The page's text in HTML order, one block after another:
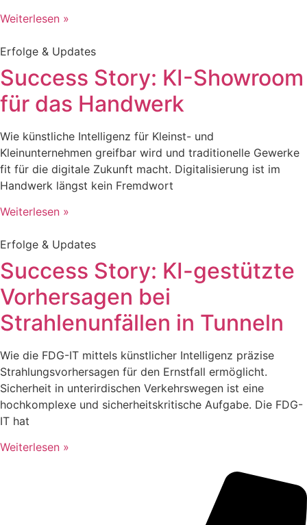
Weiterlesen »
Erfolge & Updates
Success Story: KI-Showroom
für das Handwerk
Wie künstliche Intelligenz für Kleinst- und
Kleinunternehmen greifbar wird und traditionelle Gewerke
fit für die digitale Zukunft macht. Digitalisierung ist im
Handwerk längst kein Fremdwort
Weiterlesen »
Erfolge & Updates
Success Story: KI-gestützte
Vorhersagen bei
Strahlenunfällen in Tunneln
Wie die FDG-IT mittels künstlicher Intelligenz präzise
Strahlungsvorhersagen für den Ernstfall ermöglicht.
Sicherheit in unterirdischen Verkehrswegen ist eine
hochkomplexe und sicherheitskritische Aufgabe. Die FDG-
IT hat
Weiterlesen »